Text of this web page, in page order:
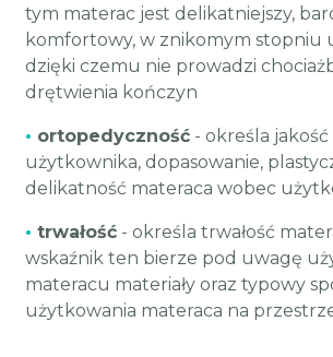
tym materac jest delikatniejszy,
komfortowy, w znikomym stopniu
dzięki czemu nie prowadzi
drętwienia kończyn
• ortopedyczność - określa jakość
użytkownika, dopasowanie,
delikatność materaca wobec
• trwałość - określa trwałość
wskaźnik ten bierze pod uwagę
materacu materiały oraz typowy
użytkowania materaca na